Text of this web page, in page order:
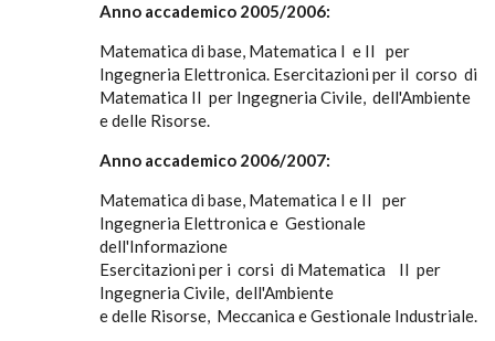
Anno accademico 2005/2006:
Matematica di base, Matematica I e II per
Ingegneria Elettronica. Esercitazioni per il corso di
Matematica II per Ingegneria Civile, dell'Ambiente
e delle Risorse.
Anno accademico 2006/2007:
Matematica di base, Matematica I e II per
Ingegneria Elettronica e Gestionale
dell'Informazione
Esercitazioni per i corsi di Matematica II per
Ingegneria Civile, dell'Ambiente
e delle Risorse, Meccanica e Gestionale Industriale.